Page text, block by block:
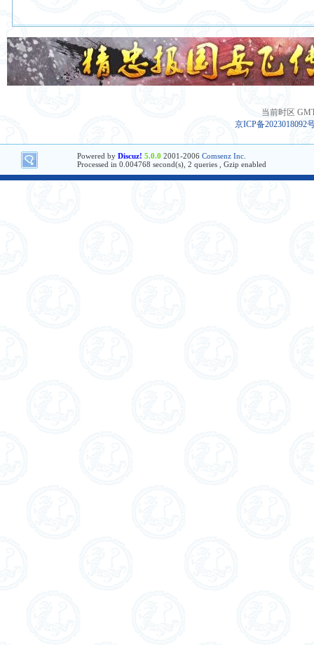
当前时区
京ICP备2023018092
Powered by Discuz! 5.0.0 2001-2006 Comsenz Inc.
Processed in 0.004768 second(s), 2 queries , Gzip enabled